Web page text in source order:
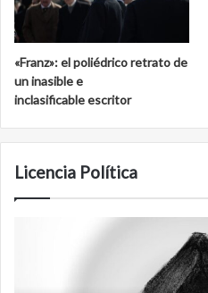
«Franz»: el poliédrico retrato de
un inasible e
inclasificable escritor
Licencia Política